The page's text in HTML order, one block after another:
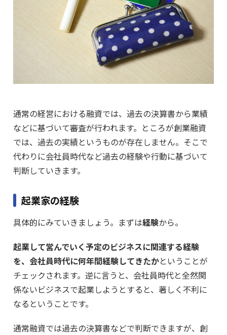
通常の経営における融資では、過去の決算書から業績
などに基づいて審査が行われます。ところが創業融資
では、過去の実績というものが存在しません。そこで
代わりに会社員時代など過去の経験や行動に基づいて
判断していきます。
起業家の経験
具体的にみていきましょう。まずは経験から。
起業して営んでいく予定のビジネスに関連する経験
を、会社員時代に何年間経験してきたかということが
チェックされます。逆に言うと、会社員時代と全然関
係ないビジネスで起業しようとすると、著しく不利に
なるということです。
通常融資では過去の決算書などで判断できますが、創